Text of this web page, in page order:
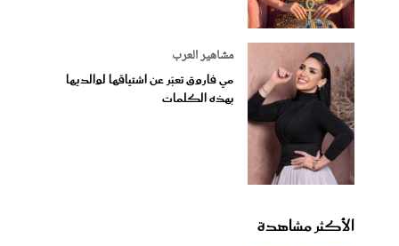
مشاهير العرب
مي فاروق تعبّر عن اشتياقها لوالديها
بهذه الكلمات
الأكثر مشاهدة